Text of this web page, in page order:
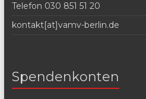
Telefon 030 851 51 20
kontakt[at]vamv-berlin.de
Spendenkonten